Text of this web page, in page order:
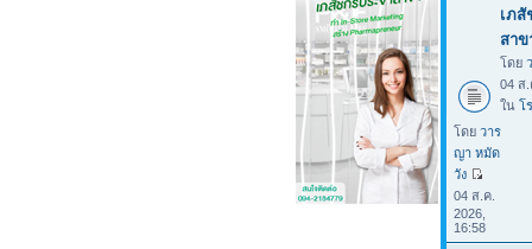
เภสั
สาข
โดย
04 ส.
ใน โ
โดย วาร
ญา หมัด
วัง
04 ส.ค.
2026,
16:58